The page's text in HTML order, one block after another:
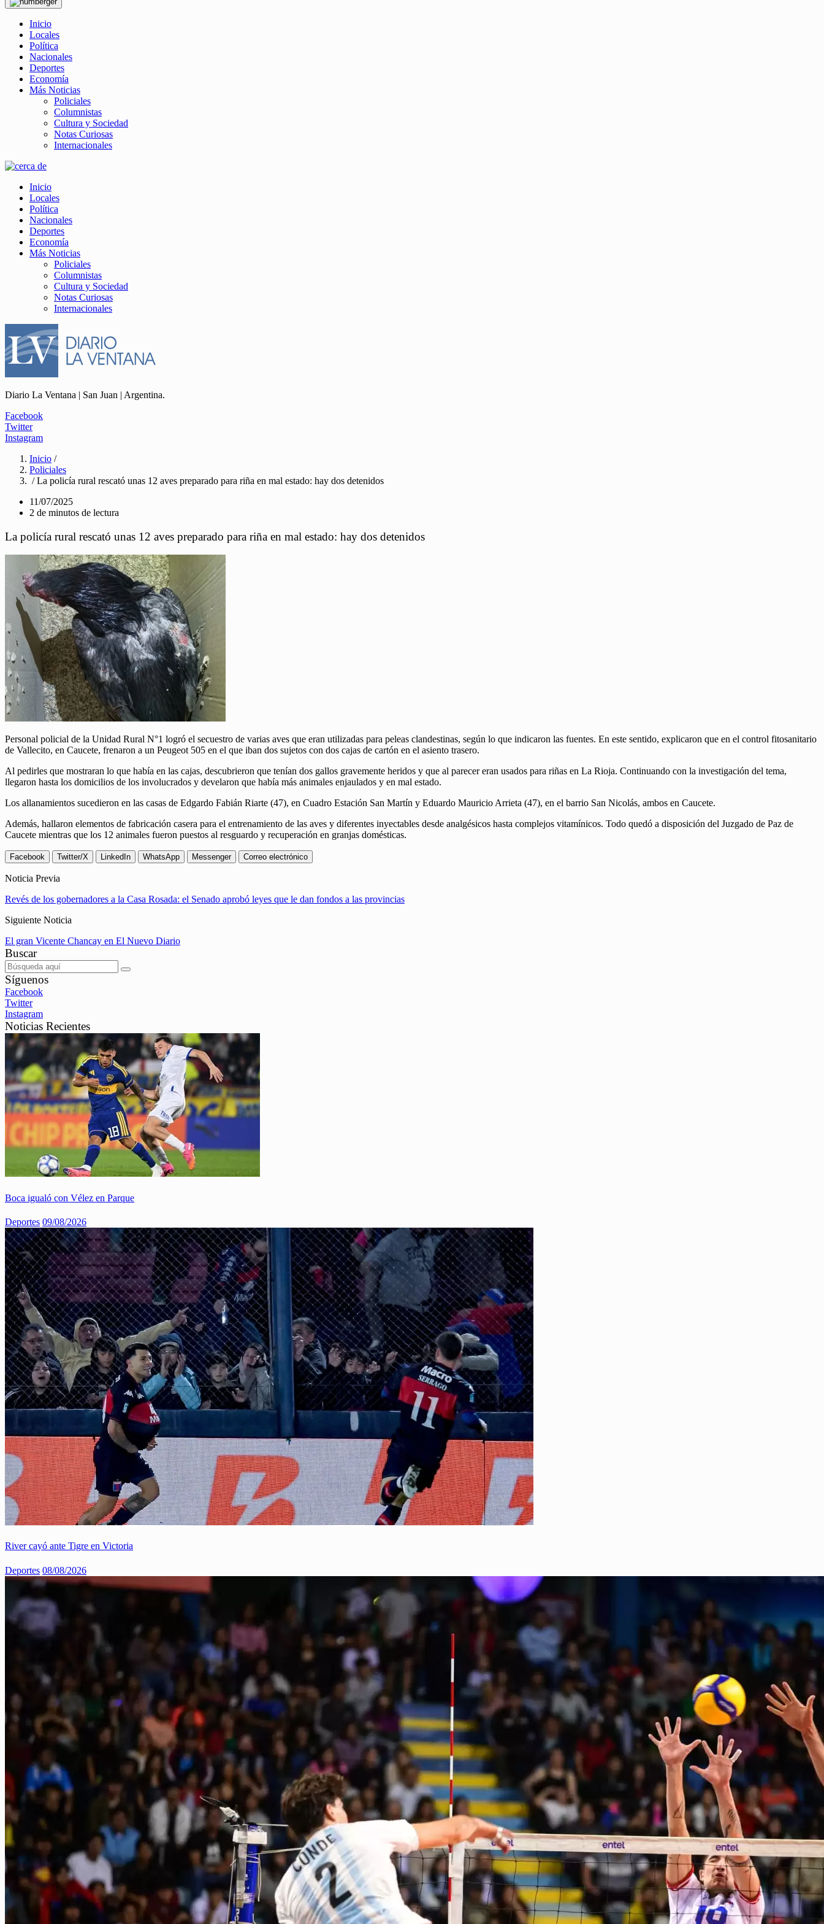
Inicio
Locales
Política
Nacionales
Deportes
Economía
Más Noticias
Policiales
Columnistas
Cultura y Sociedad
Notas Curiosas
Internacionales
Inicio
Locales
Política
Nacionales
Deportes
Economía
Más Noticias
Policiales
Columnistas
Cultura y Sociedad
Notas Curiosas
Internacionales
Diario La Ventana | San Juan | Argentina.
Facebook
Twitter
Instagram
Inicio /
Policiales
/ La policía rural rescató unas 12 aves preparado para riña en mal estado: hay dos detenidos
11/07/2025
2 de minutos de lectura
La policía rural rescató unas 12 aves preparado para riña en mal estado: hay dos detenidos
Personal policial de la Unidad Rural N°1 logró el secuestro de varias aves que eran utilizadas para peleas clandestinas, según lo que indicaron las fuentes. En este sentido, explicaron que en el control fitosanitario
de Vallecito, en Caucete, frenaron a un Peugeot 505 en el que iban dos sujetos con dos cajas de cartón en el asiento trasero.
Al pedirles que mostraran lo que había en las cajas, descubrieron que tenían dos gallos gravemente heridos y que al parecer eran usados para riñas en La Rioja. Continuando con la investigación del tema,
llegaron hasta los domicilios de los involucrados y develaron que había más animales enjaulados y en mal estado.
Los allanamientos sucedieron en las casas de Edgardo Fabián Riarte (47), en Cuadro Estación San Martín y Eduardo Mauricio Arrieta (47), en el barrio San Nicolás, ambos en Caucete.
Además, hallaron elementos de fabricación casera para el entrenamiento de las aves y diferentes inyectables desde analgésicos hasta complejos vitamínicos. Todo quedó a disposición del Juzgado de Paz de
Caucete mientras que los 12 animales fueron puestos al resguardo y recuperación en granjas domésticas.
Facebook Twitter/X LinkedIn WhatsApp Messenger Correo electrónico
Noticia Previa
Revés de los gobernadores a la Casa Rosada: el Senado aprobó leyes que le dan fondos a las provincias
Siguiente Noticia
El gran Vicente Chancay en El Nuevo Diario
Buscar
Síguenos
Facebook
Twitter
Instagram
Noticias Recientes
Boca igualó con Vélez en Parque
Deportes 09/08/2026
River cayó ante Tigre en Victoria
Deportes 08/08/2026